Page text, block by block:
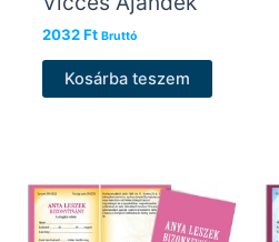
2032Ft Bruttó
Kosárba teszem